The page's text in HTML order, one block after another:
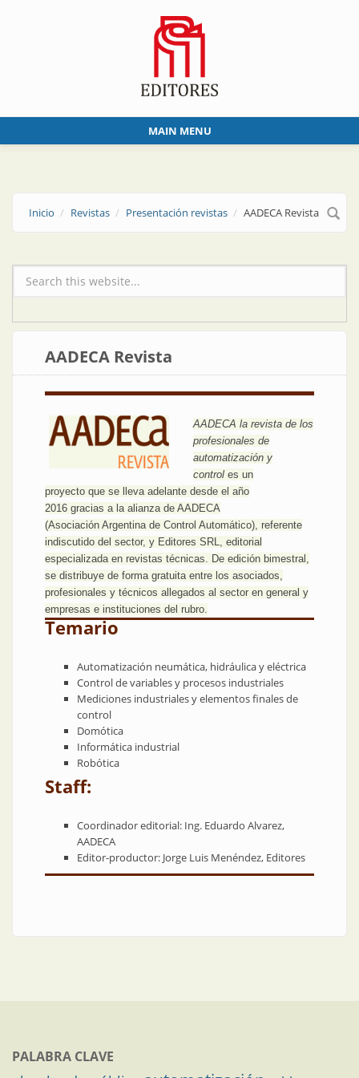
MAIN MENU
Inicio Revistas Presentación revistas AADECA Revista
Formulario de búsqueda
AADECA Revista
AADECA la revista de los
profesionales de
automatización y
control es un
proyecto que se lleva adelante desde el año
2016 gracias a la alianza de AADECA
(Asociación Argentina de Control Automático), referente
indiscutido del sector, y Editores SRL, editorial
especializada en revistas técnicas. De edición bimestral,
se distribuye de forma gratuita entre los asociados,
profesionales y técnicos allegados al sector en general y
empresas e instituciones del rubro.
Temario
Automatización neumática, hidráulica y eléctrica
Control de variables y procesos industriales
Mediciones industriales y elementos finales de
control
Domótica
Informática industrial
Robótica
Staff:
Coordinador editorial: Ing. Eduardo Alvarez,
AADECA
Editor-productor: Jorge Luis Menéndez, Editores
PALABRA CLAVE